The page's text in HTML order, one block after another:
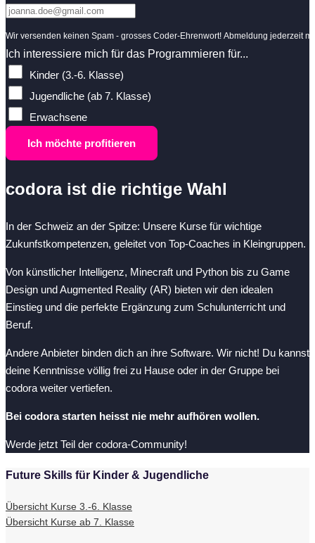
Wir versenden keinen Spam - grosses Coder-Ehrenwort! Abmeldung jederzeit
Ich interessiere mich für das Programmieren für...
Kinder (3.-6. Klasse)
Jugendliche (ab 7. Klasse)
Erwachsene
Ich möchte profitieren
codora ist die richtige Wahl
In der Schweiz an der Spitze: Unsere Kurse für wichtige
Zukunfstkompetenzen, geleitet von Top-Coaches in Kleingruppen.
Von künstlicher Intelligenz, Minecraft und Python bis zu Game
Design und Augmented Reality (AR) bieten wir den idealen
Einstieg und die perfekte Ergänzung zum Schulunterricht und
Beruf.
Andere Anbieter binden dich an ihre Software. Wir nicht! Du kannst
deine Kenntnisse völlig frei zu Hause oder in der Gruppe bei
codora weiter vertiefen.
Bei codora starten heisst nie mehr aufhören wollen.
Werde jetzt Teil der codora-Community!
Future Skills für Kinder & Jugendliche
Übersicht Kurse 3.-6. Klasse
Übersicht Kurse ab 7. Klasse